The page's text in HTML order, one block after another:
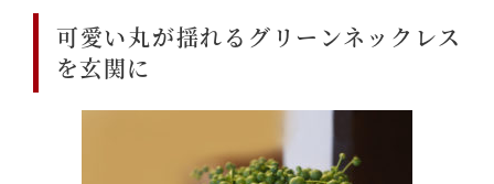
可愛い丸が揺れるグリーンネックレス
を玄関に